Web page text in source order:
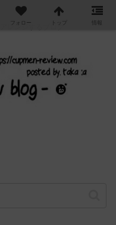
レンジするブログ
フォロー トップ 情報